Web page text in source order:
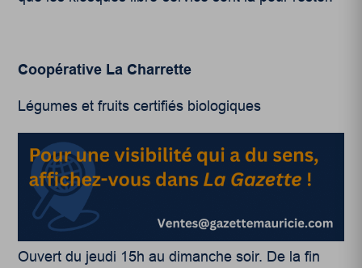
Coopérative La Charrette
Légumes et fruits certifiés biologiques
Ouvert du jeudi 15h au dimanche soir. De la fin